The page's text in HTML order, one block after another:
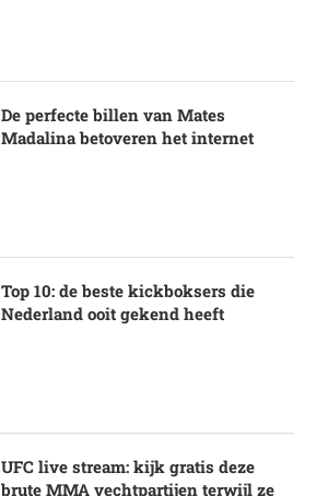
De perfecte billen van Mates
Madalina betoveren het internet
Top 10: de beste kickboksers die
Nederland ooit gekend heeft
UFC live stream: kijk gratis deze
brute MMA vechtpartijen terwijl ze